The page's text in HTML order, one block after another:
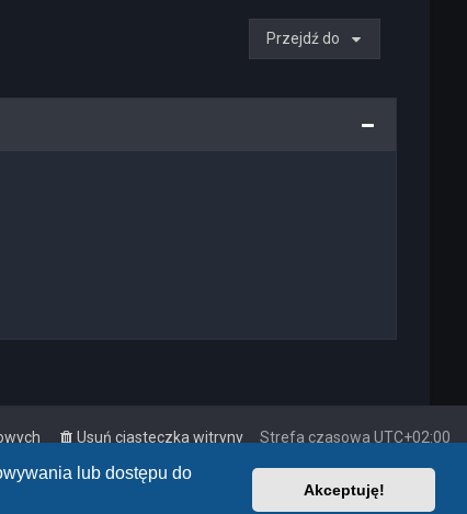
lub dostępu do
Akceptuję!
Przejdź do
Strefa czasowa UTC+02:00
Usuń ciasteczka witryny